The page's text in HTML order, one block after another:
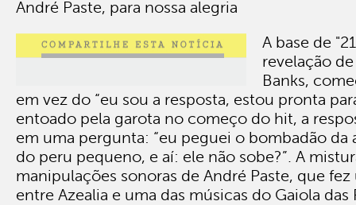
André Paste, para nossa alegria
A base de
revelação
Banks,
em vez do “eu sou a resposta, estou pronta
entoado pela garota no começo do hit, a
em uma pergunta: “eu peguei o bombadão da
do peru pequeno, e aí: ele não sobe?”. A
manipulações sonoras de André Paste, que
entre Azealia e uma das músicas do Gaiola das